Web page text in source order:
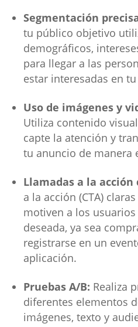
Segmentación
tu público objetivo
demográficos,
para llegar a las
estar interesadas en
Uso de imágenes y
Utiliza contenido
capte la atención y
tu anuncio de manera
Llamadas a la acción
a la acción (CTA)
motiven a los
deseada, ya sea
registrarse en un
aplicación.
Pruebas A/B: Realiza
diferentes elementos
imágenes, texto y